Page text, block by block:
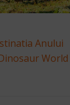
Anului